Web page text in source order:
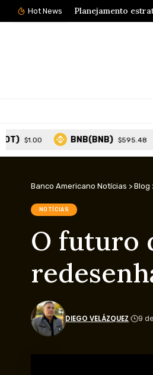
Hot News Planejamento
BNB(BNB) $595.48
Banco Americano Notícias > Blog
NOTÍCIAS
O futuro
DIEGO VELÁZQUEZ 9